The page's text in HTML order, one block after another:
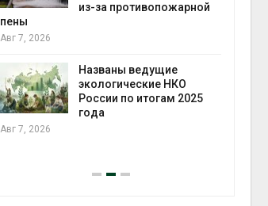
из-за противопожарной
пены
Авг 7, 2026
Названы ведущие
экологические НКО
России по итогам 2025
года
Авг 7, 2026